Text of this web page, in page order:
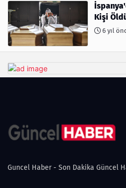
Kişi
6 yıl
Guncel Haber - Son Dakika Güncel